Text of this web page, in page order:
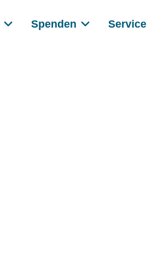
Spenden Service